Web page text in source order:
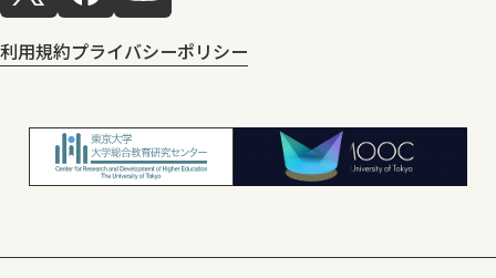
利用規約プライバシーポリシー